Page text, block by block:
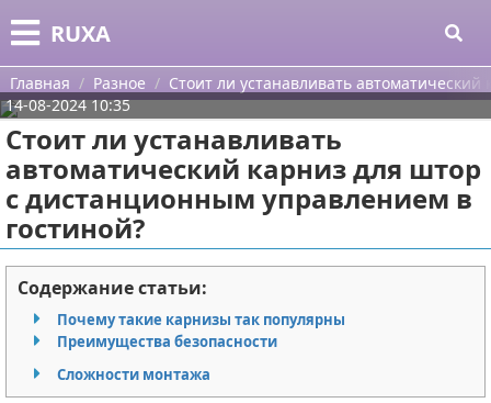
RUXA
Меню
Главная
Категории
Уход за кожей
Одежда
Шоппинг
Подарки
Украшения
Поиск
О проекте
Контакты
Сотрудничество
Размещение рекламы
Главная Разное
Стоит ли устанавливать
14-08-2024 10:35
Стоит ли устанавливать
автоматический карниз для штор
с дистанционным управлением в
гостиной?
Содержание статьи:
Почему такие карнизы так популярны
Преимущества безопасности
Сложности монтажа